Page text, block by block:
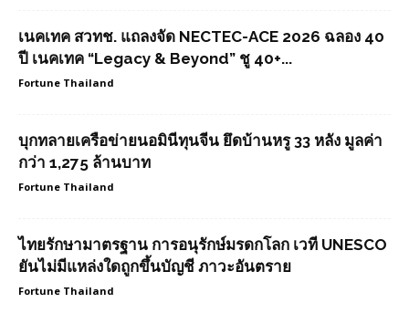
เนคเทค สวทช. แถลงจัด NECTEC-ACE 2026 ฉลอง 40
ปี เนคเทค “Legacy & Beyond” ชู 40+...
Fortune Thailand
บุกทลายเครือข่ายนอมินีทุนจีน ยึดบ้านหรู 33 หลัง มูลค่า
กว่า 1,275 ล้านบาท
Fortune Thailand
ไทยรักษามาตรฐาน การอนุรักษ์มรดกโลก เวที UNESCO
ยันไม่มีแหล่งใดถูกขึ้นบัญชี ภาวะอันตราย
Fortune Thailand